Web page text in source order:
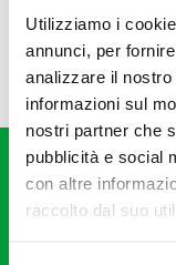
Utilizziamo i
annunci, per
analizzare il
informazioni sul
nostri partner che
pubblicità e social
con altre
raccolto dal suo